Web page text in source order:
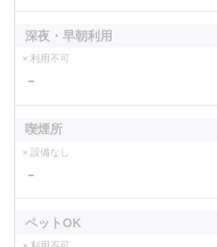
深夜・早朝利用
× 利用不可
－
喫煙所
× 設備なし
－
ペットOK